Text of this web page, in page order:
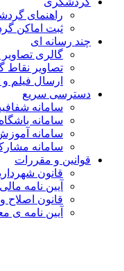
راهنمای
ثبت اماکن
چند رسانه ای
گالری تصاویر
تصاویر نقاط
ارسال فیلم و
دسترسی سریع
سامانه شفافیت
سامانه باشگاه
سامانه آموزش
سامانه
قوانین و مقررات
قانون شهرداریها
آیین نامه مالی
قانون اصلاح و
آیین نامه ی